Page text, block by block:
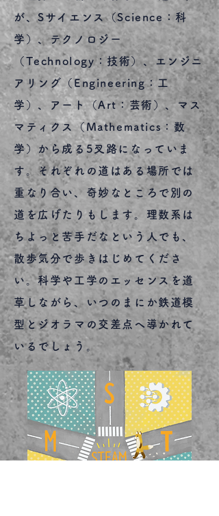
が、Sサイエンス（Science：科
学）、テクノロジー
（Technology：技術）、エンジニ
アリング（Engineering：工
学）、アート（Art：芸術）、マス
マティクス（Mathematics：数
学）から成る5叉路になっていま
す。それぞれの道はある場所では
重なり合い、奇妙なところで別の
道を広げたりもします。理数系は
ちよっと苦手だなという人でも、
散歩気分で歩きはじめてくださ
い。科学や工学のエッセンスを道
草しながら、いつのまにか鉄道模
型とジオラマの交差点へ導かれて
いるでしょう。